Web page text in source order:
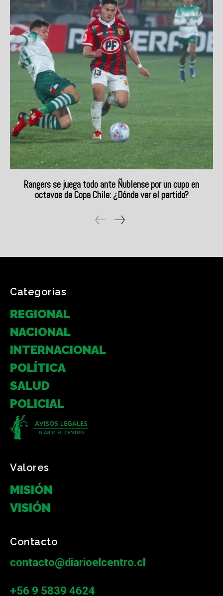
Categorias
REGIONAL
NACIONAL
INTERNACIONAL
POLÍTICA
SALUD
POLICIAL
Valores
MISIÓN
VISIÓN
Contacto
contacto@diarioelcentro.cl
+56 9 5839 4624